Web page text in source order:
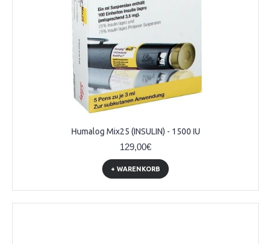
Humalog Mix25 (INSULIN) - 1500 IU
129,00€
+ WARENKORB